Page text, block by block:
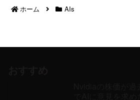
ホーム AIs